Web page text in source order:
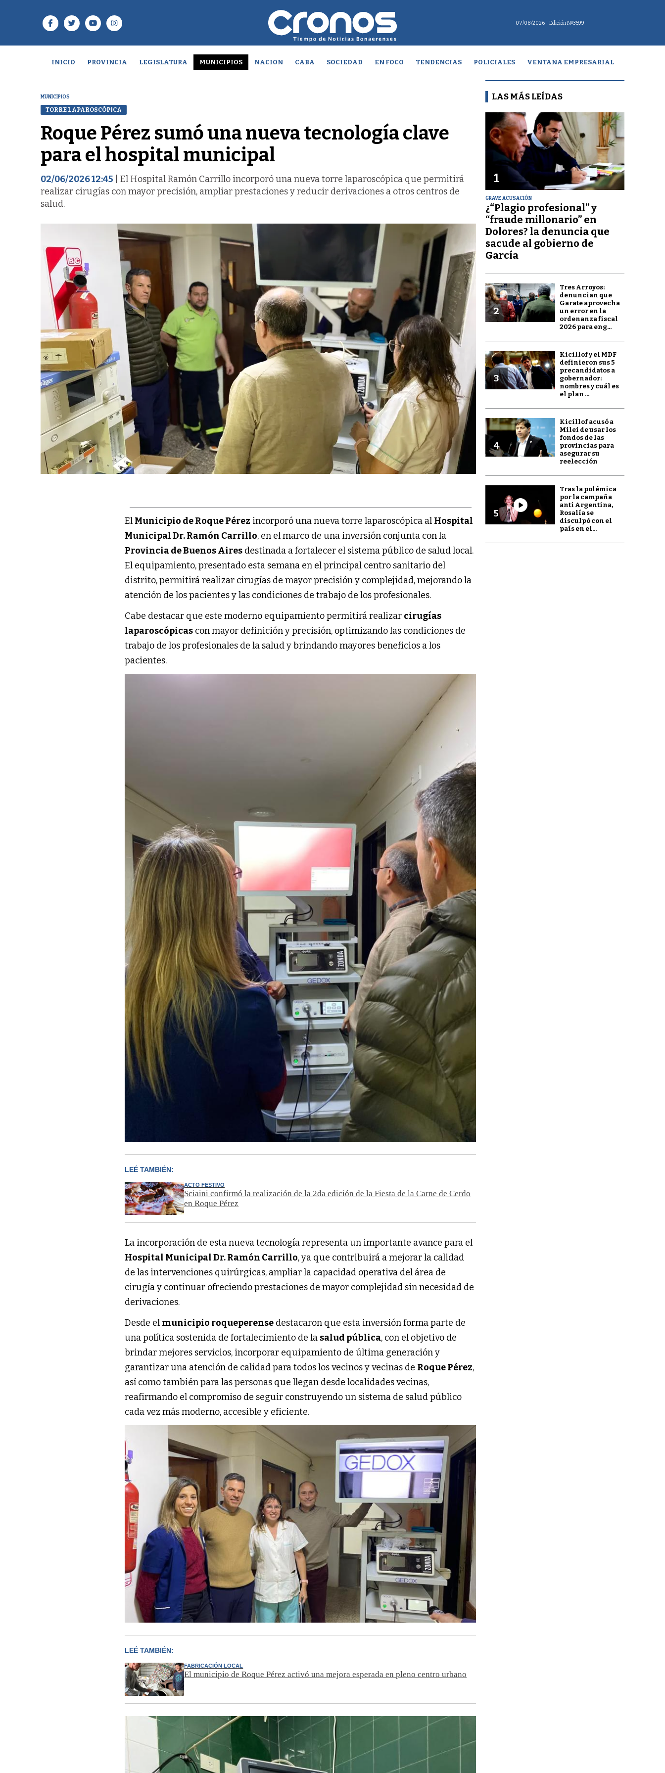
07/08/2026 - Edición Nº3599
INICIO PROVINCIA LEGISLATURA MUNICIPIOS NACION CABA SOCIEDAD EN FOCO TENDENCIAS POLICIALES VENTANA EMPRESARIAL
MUNICIPIOS
TORRE LAPAROSCÓPICA
Roque Pérez sumó una nueva tecnología clave
para el hospital municipal
02/06/2026 12:45 | El Hospital Ramón Carrillo incorporó una nueva torre laparoscópica que permitirá
realizar cirugías con mayor precisión, ampliar prestaciones y reducir derivaciones a otros centros de
salud.
El Municipio de Roque Pérez incorporó una nueva torre laparoscópica al Hospital
Municipal Dr. Ramón Carrillo, en el marco de una inversión conjunta con la
Provincia de Buenos Aires destinada a fortalecer el sistema público de salud local.
El equipamiento, presentado esta semana en el principal centro sanitario del
distrito, permitirá realizar cirugías de mayor precisión y complejidad, mejorando la
atención de los pacientes y las condiciones de trabajo de los profesionales.
Cabe destacar que este moderno equipamiento permitirá realizar cirugías
laparoscópicas con mayor definición y precisión, optimizando las condiciones de
trabajo de los profesionales de la salud y brindando mayores beneficios a los
pacientes.
LEÉ TAMBIÉN:
ACTO FESTIVO
Sciaini confirmó la realización de la 2da edición de la Fiesta de la Carne de Cerdo
en Roque Pérez
La incorporación de esta nueva tecnología representa un importante avance para el
Hospital Municipal Dr. Ramón Carrillo, ya que contribuirá a mejorar la calidad
de las intervenciones quirúrgicas, ampliar la capacidad operativa del área de
cirugía y continuar ofreciendo prestaciones de mayor complejidad sin necesidad de
derivaciones.
Desde el municipio roqueperense destacaron que esta inversión forma parte de
una política sostenida de fortalecimiento de la salud pública, con el objetivo de
brindar mejores servicios, incorporar equipamiento de última generación y
garantizar una atención de calidad para todos los vecinos y vecinas de Roque Pérez,
así como también para las personas que llegan desde localidades vecinas,
reafirmando el compromiso de seguir construyendo un sistema de salud público
cada vez más moderno, accesible y eficiente.
LEÉ TAMBIÉN:
FABRICACIÓN LOCAL
El municipio de Roque Pérez activó una mejora esperada en pleno centro urbano
LAS MÁS LEÍDAS
1
GRAVE ACUSACIÓN
¿“Plagio profesional” y
“fraude millonario” en
Dolores? la denuncia que
sacude al gobierno de
García
2
Tres Arroyos:
denuncian que
Garate aprovecha
un error en la
ordenanza fiscal
2026 para eng...
3
Kicillof y el MDF
definieron sus 5
precandidatos a
gobernador:
nombres y cuál es
el plan ...
4
Kicillof acusó a
Milei de usar los
fondos de las
provincias para
asegurar su
reelección
5
Tras la polémica
por la campaña
anti Argentina,
Rosalía se
disculpó con el
país en el...